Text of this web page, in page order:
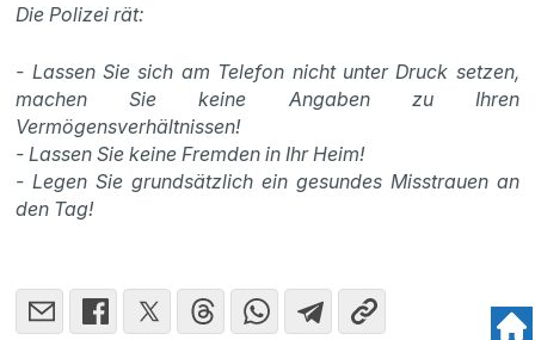
Die Polizei rät:
- Lassen Sie sich am Telefon nicht unter Druck setzen,
machen Sie keine Angaben zu Ihren
Vermögensverhältnissen!
- Lassen Sie keine Fremden in Ihr Heim!
- Legen Sie grundsätzlich ein gesundes Misstrauen an
den Tag!